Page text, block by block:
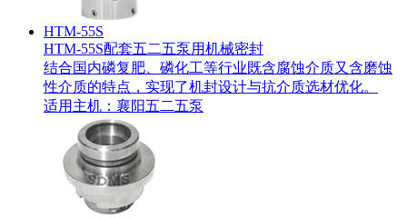
HTM-55S
HTM-55S配套五二五泵用机械密封
结合国内磷复肥、磷化工等行业既含腐蚀介质又含磨蚀
性介质的特点，实现了机封设计与抗介质选材优化。
适用主机： 襄阳五二五泵